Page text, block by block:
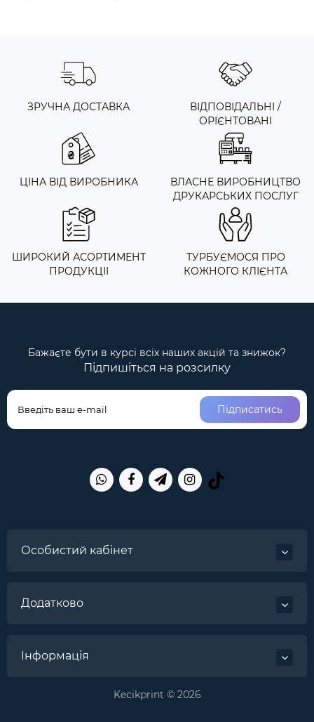
ЗРУЧНА ДОСТАВКА
ВІДПОВІДАЛЬНІ /
ОРІЄНТОВАНІ
ЦІНА ВІД ВИРОБНИКА
ВЛАСНЕ ВИРОБНИЦТВО
ДРУКАРСЬКИХ ПОСЛУГ
ШИРОКИЙ АСОРТИМЕНТ
ПРОДУКЦІІ
ТУРБУЄМОСЯ ПРО
КОЖНОГО КЛІЄНТА
Бажаєте бути в курсі всіх наших акцій та знижок?
Підпишіться на розсилку
Підписатись
Особистий кабінет
Додатково
Інформація
Kecikprint © 2026